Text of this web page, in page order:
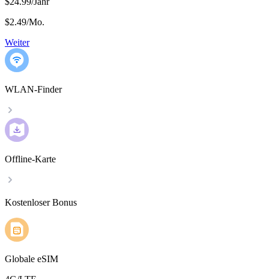
$2.49/Mo.
Weiter
WLAN-Finder
Offline-Karte
Kostenloser Bonus
Globale eSIM